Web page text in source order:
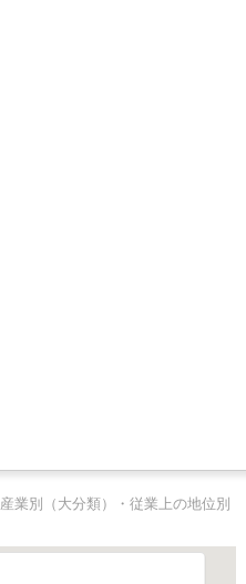
産業別（大分類）・従業上の地位別